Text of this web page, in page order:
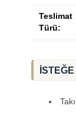
Teslimat
Türü: